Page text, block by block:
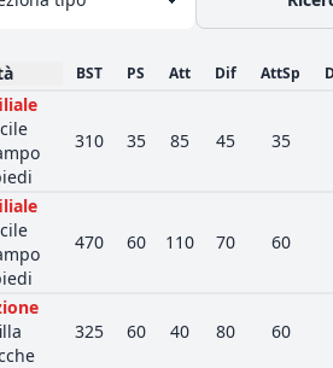
BST PS Att Dif AttSp
310 35 85 45 35
470 60 110 70 60
325 60 40 80 60